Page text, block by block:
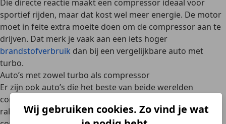
Wij gebruiken cookies. Zo vind je wat
Die directe reactie maakt een compressor ideaal voor
sportief rijden, maar dat kost wel meer energie. De motor
moet in feite extra moeite doen om de compressor aan te
drijven. Dat merk je vaak aan een iets hoger
brandstofverbruik dan bij een vergelijkbare auto met
turbo.
Auto’s met zowel turbo als compressor
Er zijn ook auto’s die het beste van beide werelden
combineren.
rallymonster uit de jaren tachtig, met zowel een